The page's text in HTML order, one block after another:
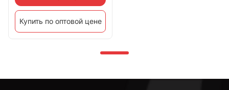
Купить по оптовой цене